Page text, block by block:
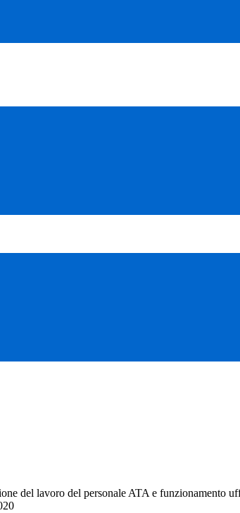
del lavoro del personale ATA e funzionamento